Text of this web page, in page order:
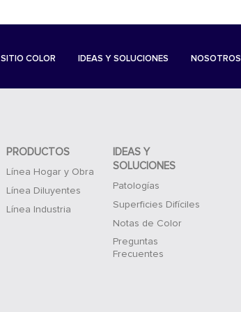
SITIO COLOR IDEAS Y SOLUCIONES NOSOTROS
PRODUCTOS
Línea Hogar y Obra
Línea Diluyentes
Línea Industria
IDEAS Y
SOLUCIONES
Patologías
Superficies Difíciles
Notas de Color
Preguntas
Frecuentes